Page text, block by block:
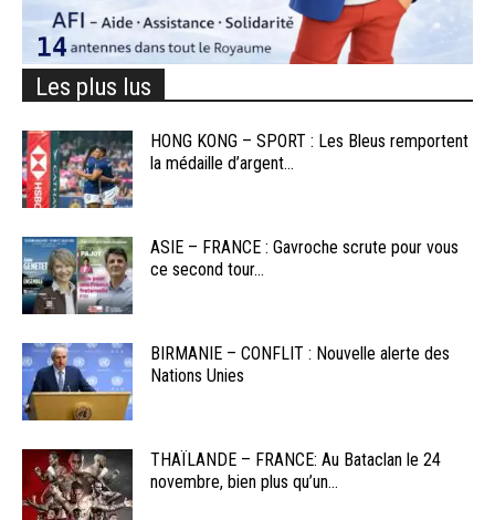
Les plus lus
HONG KONG – SPORT : Les Bleus remportent
la médaille d’argent...
ASIE – FRANCE : Gavroche scrute pour vous
ce second tour...
BIRMANIE – CONFLIT : Nouvelle alerte des
Nations Unies
THAÏLANDE – FRANCE: Au Bataclan le 24
novembre, bien plus qu’un...